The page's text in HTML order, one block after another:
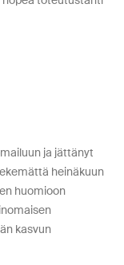
ja jättänyt
heinäkuun
huomioon
kasvun